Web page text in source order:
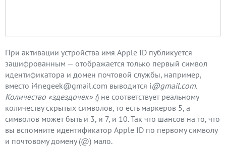
При активации устройства имя Apple ID публикуется
зашифрованным — отображается только первый символ
идентификатора и домен почтовой службы, например,
вместо i4negeek@gmail.com выводится i@gmail.com.
Количество «здездочек» () не соответствует реальному
количеству скрытых символов, то есть маркеров 5, а
символов может быть и 3, и 7, и 10. Так что шансов на то, что
вы вспомните идентификатор Apple ID по первому символу
и почтовому домену (@) мало.